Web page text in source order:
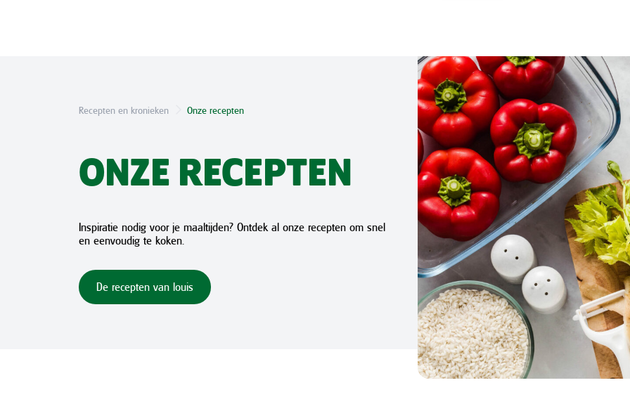
Recepten en kronieken Onze recepten
ONZE RECEPTEN
Inspiratie nodig voor je maaltijden? Ontdek al onze recepten om snel
en eenvoudig te koken.
De recepten van louis